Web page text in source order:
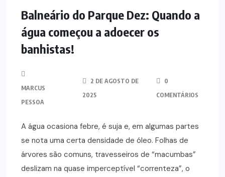
Balneário do Parque Dez: Quando a
água começou a adoecer os
banhistas!
MARCUS
PESSOA
2 DE AGOSTO DE
2025
0
COMENTÁRIOS
A água ocasiona febre, é suja e, em algumas partes
se nota uma certa densidade de óleo. Folhas de
árvores são comuns, travesseiros de “macumbas”
deslizam na quase imperceptível “correnteza”, o